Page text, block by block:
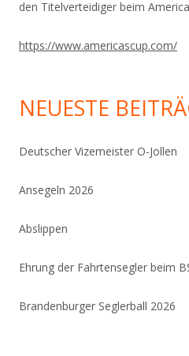
den Titelverteidiger beim
https://www.americascup.com/
NEUESTE
Deutscher Vizemeister O-Jollen
Ansegeln 2026
Abslippen
Ehrung der Fahrtensegler beim
Brandenburger Seglerball 2026